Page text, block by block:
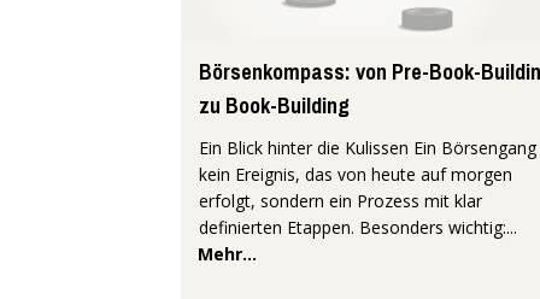
Börsenkompass: von Pre-Book-
zu Book-Building
Ein Blick hinter die Kulissen Ein
kein Ereignis, das von heute auf morgen
erfolgt, sondern ein Prozess mit klar
definierten Etappen. Besonders wichtig:...
Mehr...